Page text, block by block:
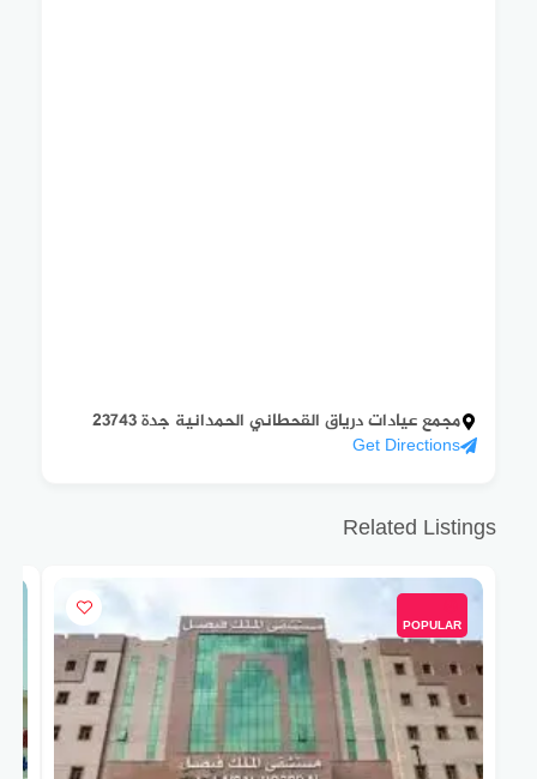
مجمع عيادات درياق القحطاني الحمدانية جدة 23743
Get Directions
Related Listings
POPULAR